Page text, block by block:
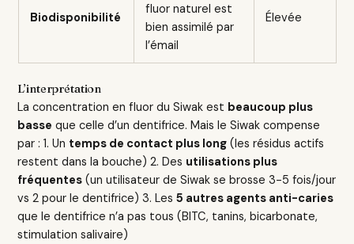
Biodisponibilité
fluor naturel est
bien assimilé par
l’émail
Élevée
L’interprétation
La concentration en fluor du Siwak est beaucoup plus
basse que celle d’un dentifrice. Mais le Siwak compense
par : 1. Un temps de contact plus long (les résidus actifs
restent dans la bouche) 2. Des utilisations plus
fréquentes (un utilisateur de Siwak se brosse 3-5 fois/jour
vs 2 pour le dentifrice) 3. Les5 autres agents anti-caries
que le dentifrice n’a pas tous (BITC, tanins, bicarbonate,
stimulation salivaire)